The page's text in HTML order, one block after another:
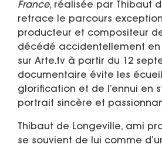
France, réalisée par Thibaut
retrace le parcours
producteur et compositeur
décédé accidentellement en
sur Arte.tv à partir du 12
documentaire évite les
glorification et de l’ennui en
portrait sincère et
Thibaut de Longeville, ami
se souvient de lui comme